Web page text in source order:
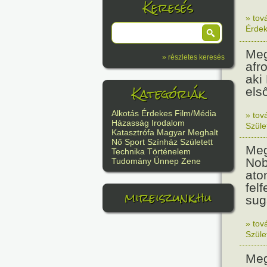
Keresés
» részletes keresés
Kategóriák
Alkotás Érdekes Film/Média
Házasság Irodalom
Katasztrófa Magyar Meghalt
Nő Sport Színház Született
Technika Történelem
Tudomány Ünnep Zene
mireiszunk.hu
»
aki
»
»